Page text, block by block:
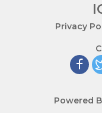
Privacy
Powered